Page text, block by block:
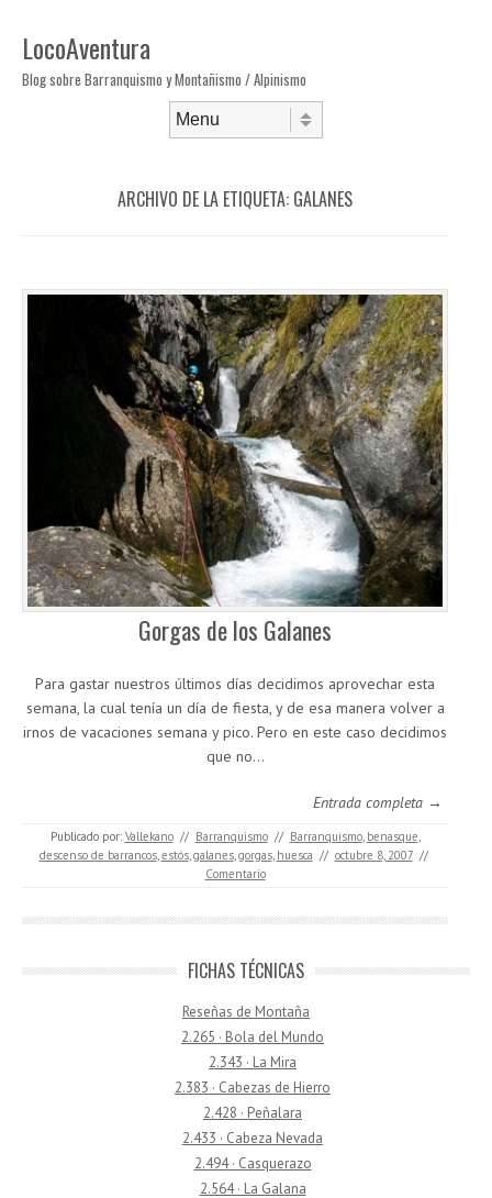
LocoAventura
Blog sobre Barranquismo y Montañismo / Alpinismo
ARCHIVO DE LA ETIQUETA: GALANES
Gorgas de los Galanes
Para gastar nuestros últimos días decidimos aprovechar esta
semana, la cual tenía un día de fiesta, y de esa manera volver a
irnos de vacaciones semana y pico. Pero en este caso decidimos
que no…
Entrada completa →
Publicado por: Vallekano // Barranquismo // Barranquismo, benasque
descenso de barrancos, estós, galanes, gorgas, huesca // octubre 8, 2007 //
Comentario
FICHAS TÉCNICAS
Reseñas de Montaña
2.265 · Bola del Mundo
2.343 · La Mira
2.383 · Cabezas de Hierro
2.428 · Peñalara
2.433 · Cabeza Nevada
2.494 · Casquerazo
2.564 · La Galana